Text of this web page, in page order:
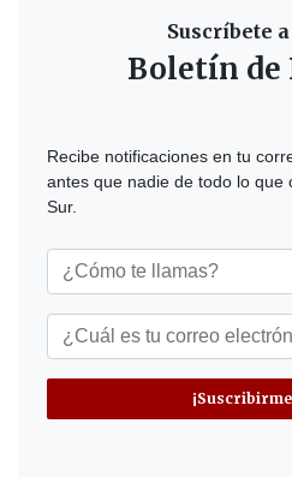
Suscríbete
Boletín de
Recibe notificaciones en tu
antes que nadie de todo lo que
Sur.